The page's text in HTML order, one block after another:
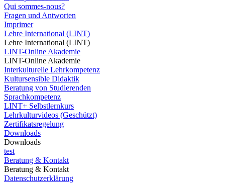
Qui sommes-nous?
Fragen und Antworten
Imprimer
Lehre International (LINT)
Lehre International (LINT)
LINT-Online Akademie
LINT-Online Akademie
Interkulturelle Lehrkompetenz
Kultursensible Didaktik
Beratung von Studierenden
Sprachkompetenz
LINT+ Selbstlernkurs
Lehrkulturvideos (Geschützt)
Zertifikatsregelung
Downloads
Downloads
test
Beratung & Kontakt
Beratung & Kontakt
Datenschutzerklärung